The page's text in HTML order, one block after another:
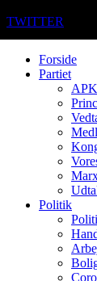
TWITTER
Forside
Partiet
APK
Politik